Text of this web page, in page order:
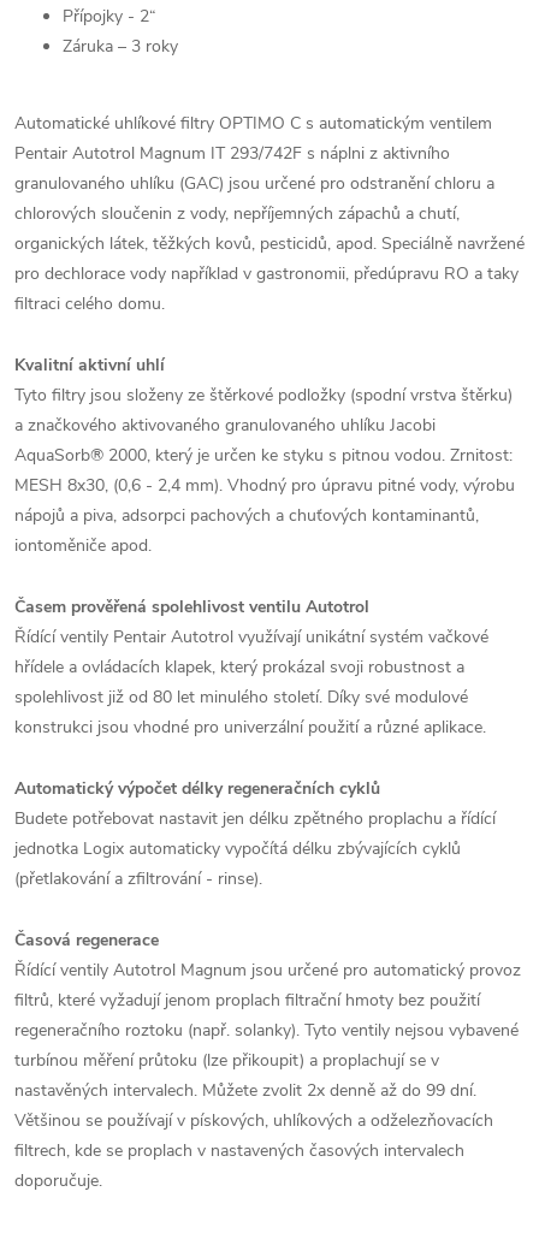
Přípojky - 2“
Záruka – 3 roky
Automatické uhlíkové filtry OPTIMO C s automatickým ventilem
Pentair Autotrol Magnum IT 293/742F s náplni z aktivního
granulovaného uhlíku (GAC) jsou určené pro odstranění chloru a
chlorových sloučenin z vody, nepříjemných zápachů a chutí,
organických látek, těžkých kovů, pesticidů, apod. Speciálně navržené
pro dechlorace vody například v gastronomii, předúpravu RO a taky
filtraci celého domu.
Kvalitní aktivní uhlí
Tyto filtry jsou složeny ze štěrkové podložky (spodní vrstva štěrku)
a značkového aktivovaného granulovaného uhlíku Jacobi
AquaSorb® 2000, který je určen ke styku s pitnou vodou. Zrnitost:
MESH 8x30, (0,6 - 2,4 mm). Vhodný pro úpravu pitné vody, výrobu
nápojů a piva, adsorpci pachových a chuťových kontaminantů,
iontoměniče apod.
Časem prověřená spolehlivost ventilu Autotrol
Řídící ventily Pentair Autotrol využívají unikátní systém vačkové
hřídele a ovládacích klapek, který prokázal svoji robustnost a
spolehlivost již od 80 let minulého století. Díky své modulové
konstrukci jsou vhodné pro univerzální použití a různé aplikace.
Automatický výpočet délky regeneračních cyklů
Budete potřebovat nastavit jen délku zpětného proplachu a řídící
jednotka Logix automaticky vypočítá délku zbývajících cyklů
(přetlakování a zfiltrování - rinse).
Časová regenerace
Řídící ventily Autotrol Magnum jsou určené pro automatický provoz
filtrů, které vyžadují jenom proplach filtrační hmoty bez použití
regeneračního roztoku (např. solanky). Tyto ventily nejsou vybavené
turbínou měření průtoku (lze přikoupit) a proplachují se v
nastavěných intervalech. Můžete zvolit 2x denně až do 99 dní.
Většinou se používají v pískových, uhlíkových a odželezňovacích
filtrech, kde se proplach v nastavených časových intervalech
doporučuje.